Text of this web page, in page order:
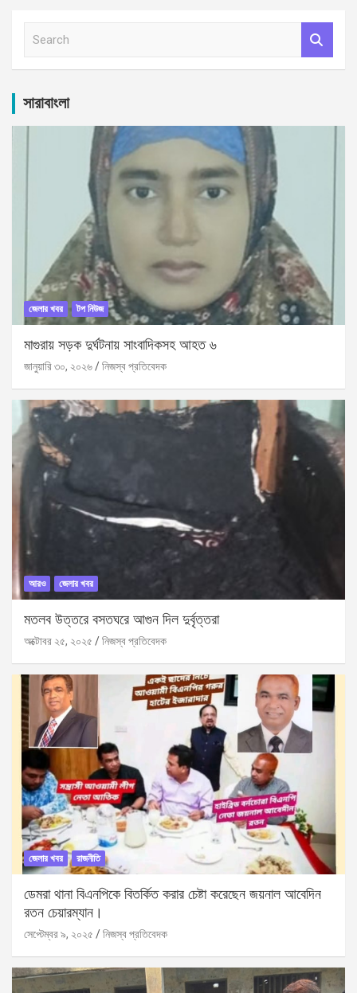
c
সারাবাংলা
জেলার খবর টপ নিউজ
মাগুরায় সড়ক দুর্ঘটনায় সাংবাদিকসহ আহত ৬
জানুয়ারি ৩০, ২০২৬ নিজস্ব প্রতিবেদক
আরও জেলার খবর
মতলব উত্তরে বসতঘরে আগুন দিল দুর্বৃত্তরা
অক্টোবর ২৫, ২০২৫ নিজস্ব প্রতিবেদক
জেলার খবর রাজনীতি
ডেমরা থানা বিএনপিকে বিতর্কিত করার চেষ্টা করেছেন জয়নাল আবেদিন
রতন চেয়ারম্যান।
সেপ্টেম্বর ৯, ২০২৫ নিজস্ব প্রতিবেদক